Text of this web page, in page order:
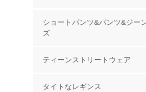
ショートパンツ&パンツ&ジー
ズ
ティーンストリートウェア
タイトなレギンス